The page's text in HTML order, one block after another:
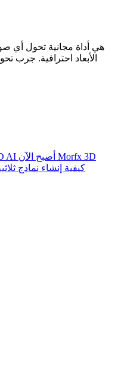
الأبعاد احترافية. جرب
لقد قمنا بالترقية! TRELLIS 3D AI أصبح الآن Morfx 3D
كيفية إنشاء نماذج